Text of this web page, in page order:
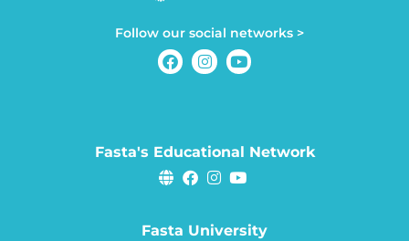
Follow our social networks >
Fasta's Educational Network
Fasta University